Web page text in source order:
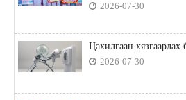
2026-07-30
Цахилгаан хязгаарлах
2026-07-30